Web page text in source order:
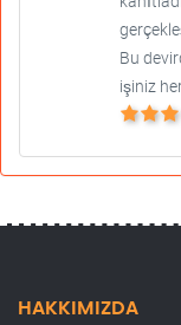
Bu
işiniz
HAKKIMIZDA